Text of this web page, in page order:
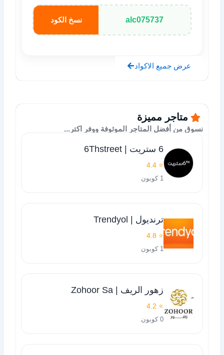
alc075737 نسخ الكود
عرض جميع الاكواد
متاجر مميزة
نسوق من أفضل المتاجر الموثوفة ووفر اكتر...
6 ستريت | 6Thstreet
⭐ 4.4
1 كوبون
ترنديول | Trendyol
⭐ 4.8
1 كوبون
زهور الريف | Zohoor Sa
⭐ 4.2
0 كوبون